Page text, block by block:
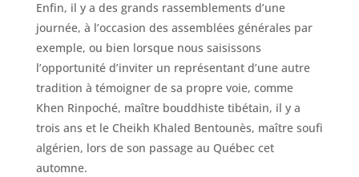
Enfin, il y a des grands rassemblements d’une
journée, à l’occasion des assemblées générales par
exemple, ou bien lorsque nous saisissons
l’opportunité d’inviter un représentant d’une autre
tradition à témoigner de sa propre voie, comme
Khen Rinpoché, maître bouddhiste tibétain, il y a
trois ans et le Cheikh Khaled Bentounès, maître soufi
algérien, lors de son passage au Québec cet
automne.